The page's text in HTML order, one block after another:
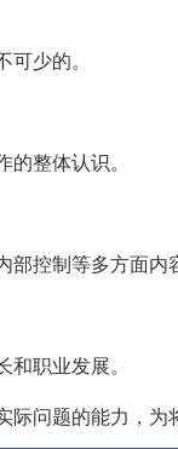
少的。
整体认识。
控制等多方面内
职业发展。
问题的能力，为